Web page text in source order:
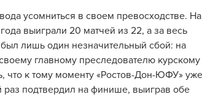
усомниться в своем превосходстве. На
выиграли 20 матчей из 22, а за весь
лишь один незначительный сбой: на
главному преследователю курскому
что к тому моменту «Ростов-Дон-ЮФУ» уже
подтвердил на финише, выиграв обе